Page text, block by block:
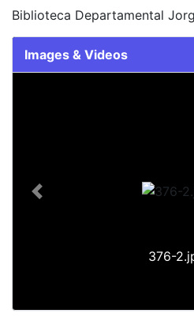
Biblioteca Departamental
Images & Videos
376-
Previous